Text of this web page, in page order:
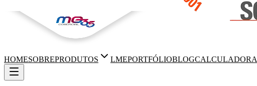
HOMESOBREPRODUTOS LMEPORTFÓLIOBLOGCALCULADORA